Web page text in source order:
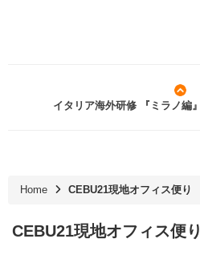
イタリア海外研修 『ミラノ編』
Home CEBU21現地オフィス便り
CEBU21現地オフィス便り